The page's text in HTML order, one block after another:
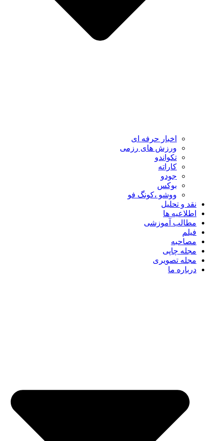
اخبار حرفه ای
ورزش های رزمی
تکواندو
کاراته
جودو
بوکس
ووشو ،کونگ فو
نقد و تحلیل
اطلاعیه ها
مطالب آموزشی
فیلم
مصاحبه
مجله چاپی
مجله تصویری
درباره ما